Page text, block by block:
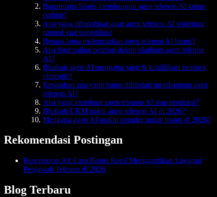
Bagaimana bisnis membangun agen telepon AI tanpa
coding?
Apa yang dibutuhkan agar agen telepon AI terdengar
natural saat panggilan?
Berapa lama meluncurkan agen telepon AI bisnis?
Apa fitur paling penting dalam platform agen telepon
AI?
Bisakah agen AI mengatur janji & kualifikasi prospek
otomatis?
Kesalahan apa yang harus dihindari membangun agen
telepon AI?
Apa yang membuat agen telepon AI siap produksi?
Bisakah UKM pakai agen telepon AI di 2026?
Mengapa agen AI makin populer untuk bisnis di 2026?
Rekomendasi Postingan
Resepsionis AI: Cara Bisnis Kecil Menggantikan Layanan
Penjawab Telepon di 2026
Blog Terbaru